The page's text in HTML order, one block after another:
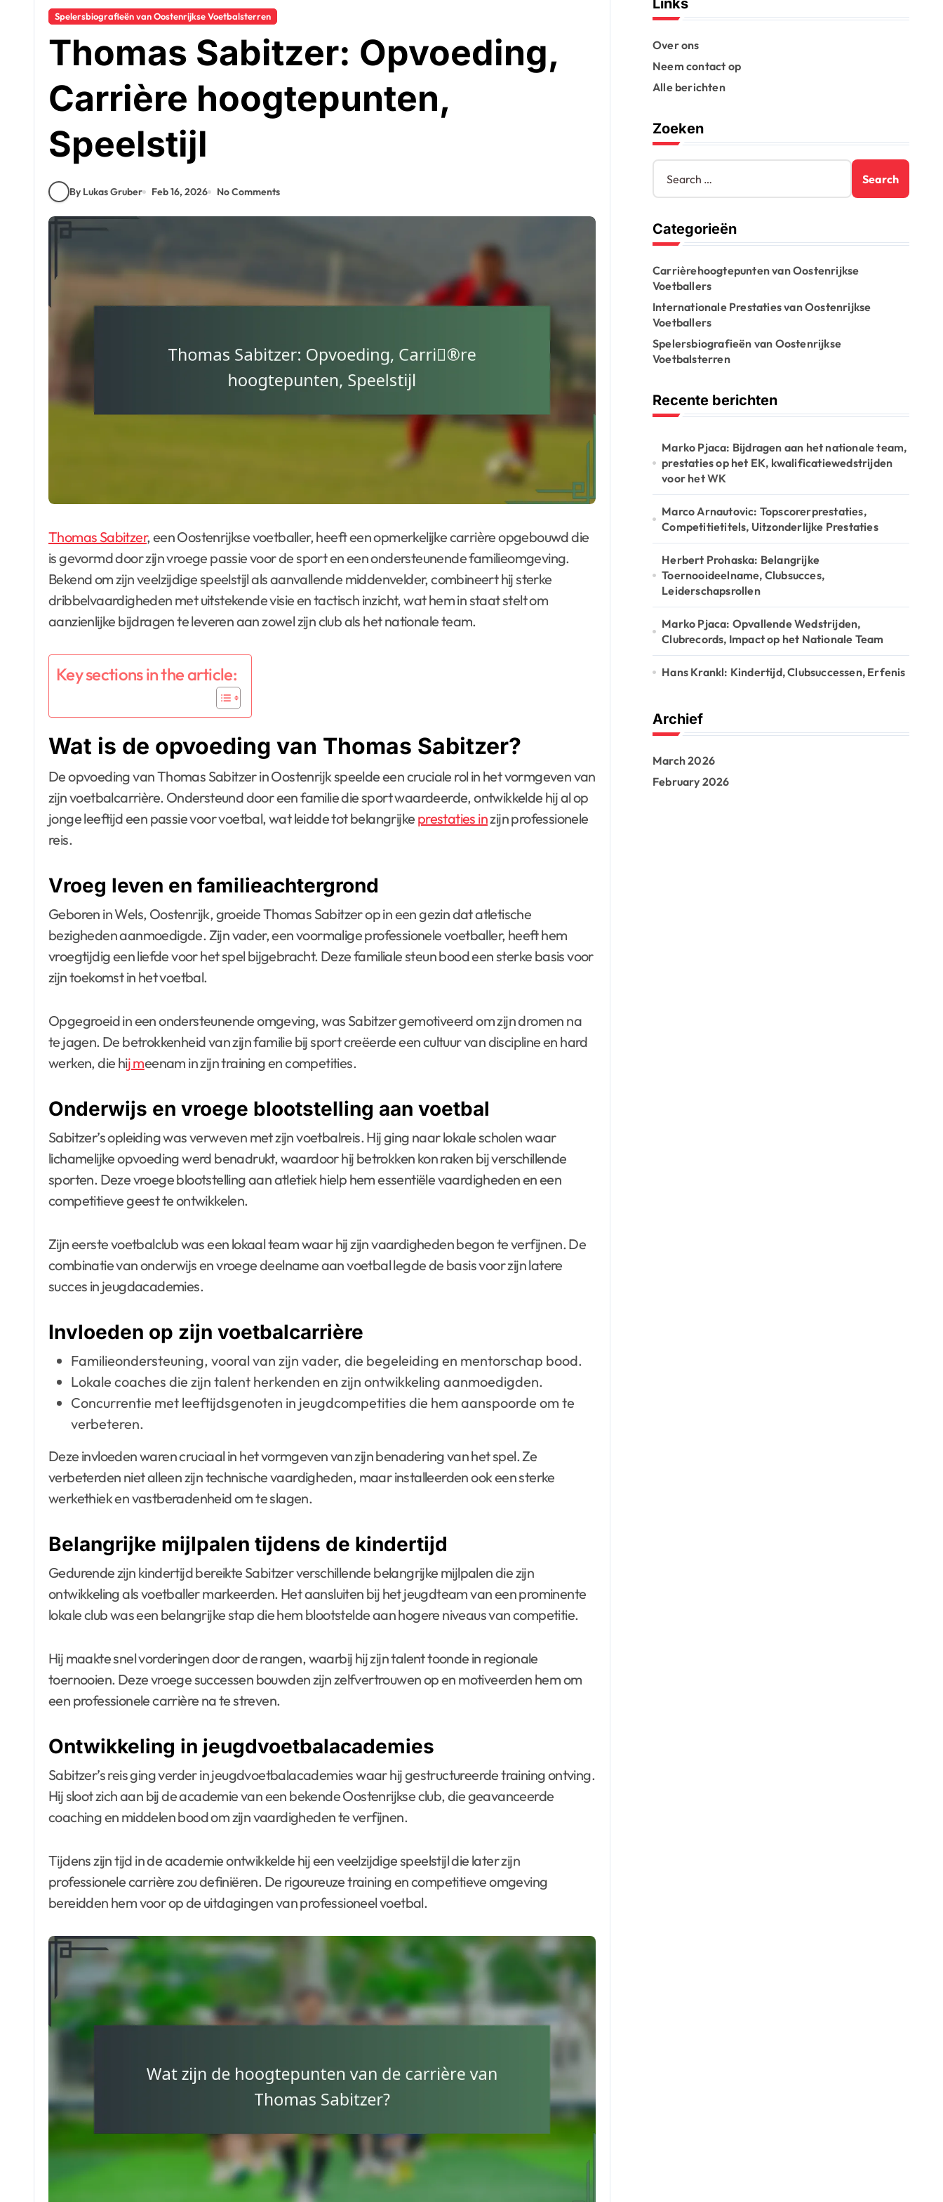
Spelersbiografieën van Oostenrijkse Voetbalsterren
Thomas Sabitzer: Opvoeding,
Carrière hoogtepunten,
Speelstijl
By Lukas Gruber Feb 16, 2026 No Comments
Thomas Sabitzer, een Oostenrijkse voetballer, heeft een opmerkelijke carrière opgebouwd die
is gevormd door zijn vroege passie voor de sport en een ondersteunende familieomgeving.
Bekend om zijn veelzijdige speelstijl als aanvallende middenvelder, combineert hij sterke
dribbelvaardigheden met uitstekende visie en tactisch inzicht, wat hem in staat stelt om
aanzienlijke bijdragen te leveren aan zowel zijn club als het nationale team.
Key sections in the article:
Wat is de opvoeding van Thomas Sabitzer?
De opvoeding van Thomas Sabitzer in Oostenrijk speelde een cruciale rol in het vormgeven van
zijn voetbalcarrière. Ondersteund door een familie die sport waardeerde, ontwikkelde hij al op
jonge leeftijd een passie voor voetbal, wat leidde tot belangrijke prestaties inzijn professionele
reis.
Vroeg leven en familieachtergrond
Geboren in Wels, Oostenrijk, groeide Thomas Sabitzer op in een gezin dat atletische
bezigheden aanmoedigde. Zijn vader, een voormalige professionele voetballer, heeft hem
vroegtijdig een liefde voor het spel bijgebracht. Deze familiale steun bood een sterke basis voor
zijn toekomst in het voetbal.
Opgegroeid in een ondersteunende omgeving, was Sabitzer gemotiveerd om zijn dromen na
te jagen. De betrokkenheid van zijn familie bij sport creëerde een cultuur van discipline en hard
werken, die hij meenam in zijn training en competities.
Onderwijs en vroege blootstelling aan voetbal
Sabitzer’s opleiding was verweven met zijn voetbalreis. Hij ging naar lokale scholen waar
lichamelijke opvoeding werd benadrukt, waardoor hij betrokken kon raken bij verschillende
sporten. Deze vroege blootstelling aan atletiek hielp hem essentiële vaardigheden en een
competitieve geest te ontwikkelen.
Zijn eerste voetbalclub was een lokaal team waar hij zijn vaardigheden begon te verfijnen. De
combinatie van onderwijs en vroege deelname aan voetbal legde de basis voor zijn latere
succes in jeugdacademies.
Invloeden op zijn voetbalcarrière
Familieondersteuning, vooral van zijn vader, die begeleiding en mentorschap bood.
Lokale coaches die zijn talent herkenden en zijn ontwikkeling aanmoedigden.
Concurrentie met leeftijdsgenoten in jeugdcompetities die hem aanspoorde om te
verbeteren.
Deze invloeden waren cruciaal in het vormgeven van zijn benadering van het spel. Ze
verbeterden niet alleen zijn technische vaardigheden, maar installeerden ook een sterke
werkethiek en vastberadenheid om te slagen.
Belangrijke mijlpalen tijdens de kindertijd
Gedurende zijn kindertijd bereikte Sabitzer verschillende belangrijke mijlpalen die zijn
ontwikkeling als voetballer markeerden. Het aansluiten bij het jeugdteam van een prominente
lokale club was een belangrijke stap die hem blootstelde aan hogere niveaus van competitie.
Hij maakte snel vorderingen door de rangen, waarbij hij zijn talent toonde in regionale
toernooien. Deze vroege successen bouwden zijn zelfvertrouwen op en motiveerden hem om
een professionele carrière na te streven.
Ontwikkeling in jeugdvoetbalacademies
Sabitzer’s reis ging verder in jeugdvoetbalacademies waar hij gestructureerde training ontving.
Hij sloot zich aan bij de academie van een bekende Oostenrijkse club, die geavanceerde
coaching en middelen bood om zijn vaardigheden te verfijnen.
Tijdens zijn tijd in de academie ontwikkelde hij een veelzijdige speelstijl die later zijn
professionele carrière zou definiëren. De rigoureuze training en competitieve omgeving
bereidden hem voor op de uitdagingen van professioneel voetbal.
Links
Over ons
Neem contact op
Alle berichten
Zoeken
S
a
c
h
o
r
:
Categorieën
Carrièrehoogtepunten van Oostenrijkse
Voetballers
Internationale Prestaties van Oostenrijkse
Voetballers
Spelersbiografieën van Oostenrijkse
Voetbalsterren
Recente berichten
Marko Pjaca: Bijdragen aan het nationale team,
prestaties op het EK, kwalificatiewedstrijden
voor het WK
Marco Arnautovic: Topscorerprestaties,
Competitietitels, Uitzonderlijke Prestaties
Herbert Prohaska: Belangrijke
Toernooideelname, Clubsucces,
Leiderschapsrollen
Marko Pjaca: Opvallende Wedstrijden,
Clubrecords, Impact op het Nationale Team
Hans Krankl: Kindertijd, Clubsuccessen, Erfenis
Archief
March 2026
February 2026